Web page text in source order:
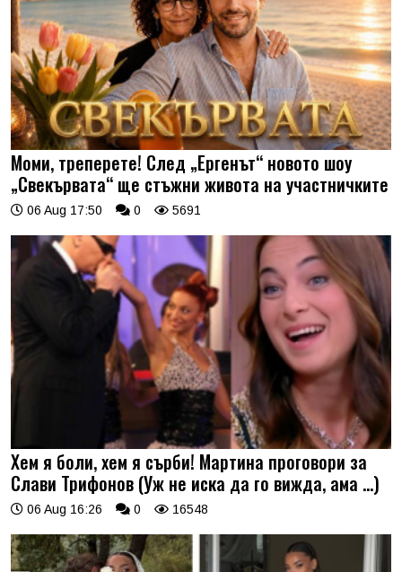
Моми, треперете! След „Ергенът“ новото шоу
„Свекървата“ ще стъжни живота на участничките
06 Aug 17:50 0 5691
Хем я боли, хем я сърби! Мартина проговори за
Слави Трифонов (Уж не иска да го вижда, ама …)
06 Aug 16:26 0 16548